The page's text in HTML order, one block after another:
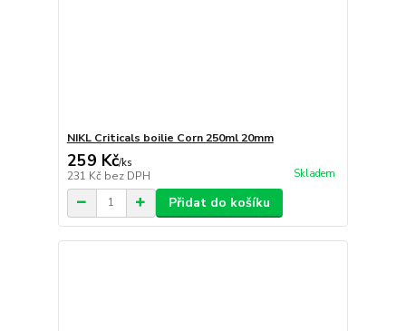
NIKL Criticals boilie Corn 250ml 20mm
259 Kč/ks
231 Kč bez DPH Skladem
Přidat do košíku